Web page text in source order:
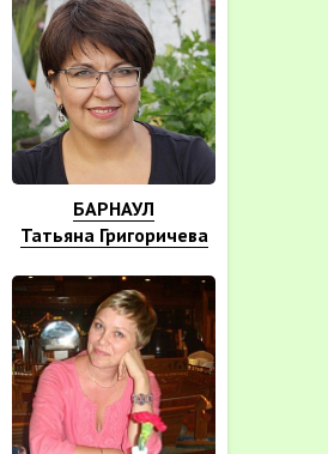
БАРНАУЛ
Татьяна Григоричева